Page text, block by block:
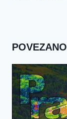
POVEZANO